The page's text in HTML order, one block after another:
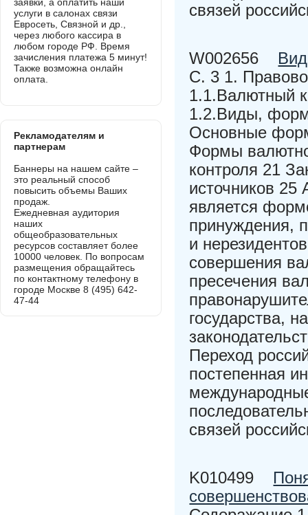
связей
W002656
С. 3 1.
1.1.Валютный
1.2.Виды,
Основные
Формы
контроля 21
источников
является
принуждения,
и
совершения
пресечения
государства,
Переход
постепенная
связей
K010499
услуги в салонах связи
Евросеть, Связной и др.,
через любого кассира в
любом городе РФ. Время
зачисления платежа 5 минут!
Также возможна онлайн
оплата.
Рекламодателям и
партнерам
Баннеры на нашем сайте –
это реальный способ
повысить объемы Ваших
продаж.
Ежедневная аудитория
наших
общеобразовательных
ресурсов составляет более
10000 человек. По вопросам
размещения обращайтесь
по контактному телефону в
городе Москве 8 (495) 642-
47-44